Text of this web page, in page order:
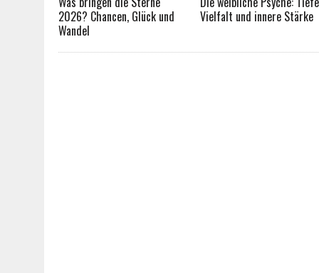
2026? Chancen, Glück und
Wandel
Vielfalt und innere Stärke